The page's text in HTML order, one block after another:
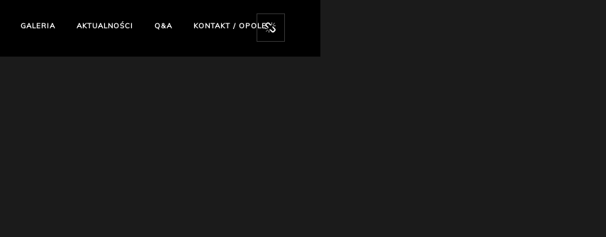
GALERIA AKTUALNOŚCI Q&A KONTAKT / OPOLE